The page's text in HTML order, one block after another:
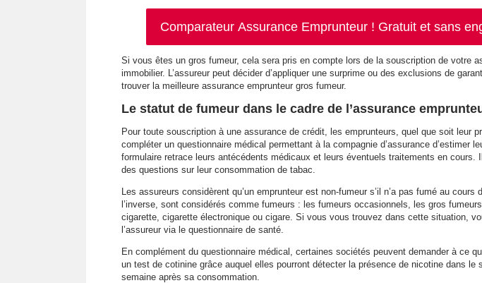
Comparateur Assurance Emprunteur ! Gratuit et sans
Si vous êtes un gros fumeur, cela sera pris en compte lors de la souscription de votre
immobilier. L’assureur peut décider d’appliquer une surprime ou des exclusions de
trouver la meilleure assurance emprunteur gros fumeur.
Le statut de fumeur dans le cadre de l’assurance
Pour toute souscription à une assurance de crédit, les emprunteurs, quel que soit leur
compléter un questionnaire médical permettant à la compagnie d’assurance d’estimer
formulaire retrace leurs antécédents médicaux et leurs éventuels traitements en cours.
des questions sur leur consommation de tabac.
Les assureurs considèrent qu’un emprunteur est non-fumeur s’il n’a pas fumé au cours
l’inverse, sont considérés comme fumeurs : les fumeurs occasionnels, les gros
cigarette, cigarette électronique ou cigare. Si vous vous trouvez dans cette situation,
l’assureur via le questionnaire de santé.
En complément du questionnaire médical, certaines sociétés peuvent demander à ce
un test de cotinine grâce auquel elles pourront détecter la présence de nicotine dans le
semaine après sa consommation.